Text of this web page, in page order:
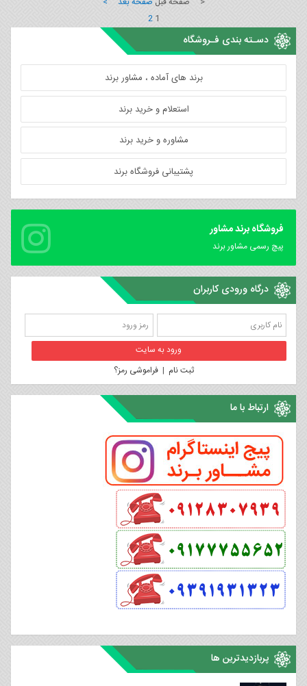
1
2
دسـته بندی فـروشگاه
برند های آماده ، مشاور برند
استعلام و خرید برند
مشاوره و خرید برند
پشتیبانی فروشگاه برند
فروشگاه برند مشاور
پیچ رسمی مشاور برند
درگاه ورودی کاربران
ثبت نام |فراموشی رمز؟
ارتباط با ما
پربازدیدترین ها